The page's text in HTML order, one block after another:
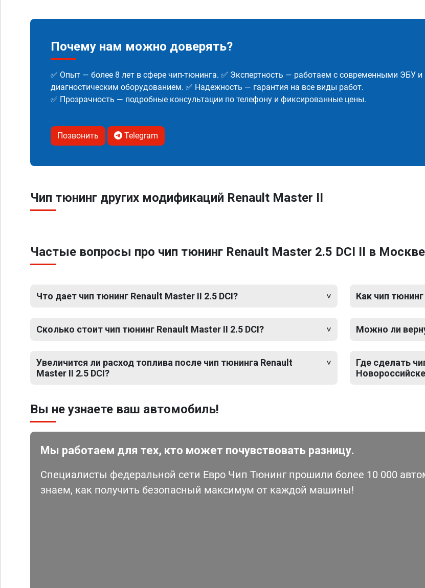
Почему нам можно доверять?
✅ Опыт — более 8 лет в сфере чип-тюнинга. ✅ Экспертность — работаем с современными ЭБУ и
диагностическим оборудованием. ✅ Надежность — гарантия на все виды работ.
✅ Прозрачность — подробные консультации по телефону и фиксированные цены.
Позвонить Telegram
Чип тюнинг других модификаций Renault Master II
Частые вопросы про чип тюнинг Renault Master 2.5 DCI II в Москве
Что дает чип тюнинг Renault Master II 2.5 DCI?
Сколько стоит чип тюнинг Renault Master II 2.5 DCI?
Увеличится ли расход топлива после чип тюнинга Renault
Master II 2.5 DCI?
Как чип
Можно ли
Где сделать
Вы не узнаете ваш автомобиль!
Мы работаем для тех, кто может почувствовать разницу.
Специалисты федеральной сети Евро Чип Тюнинг прошили более 10 000
знаем, как получить безопасный максимум от каждой машины!